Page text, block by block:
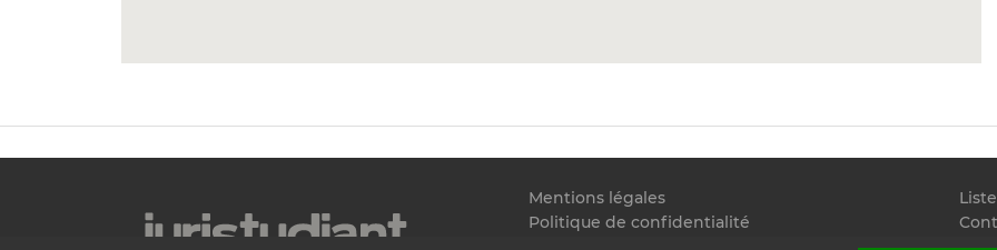
Mentions légales
Politique de confidentialité